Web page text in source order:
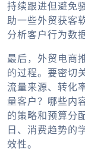
持续跟进但避免
助一些外贸获客
分析客户行为数
最后， 外贸电商
的过程。要密切
流量来源、转化
量客户？哪些内
的策略和预算分
日、消费趋势的
效性。